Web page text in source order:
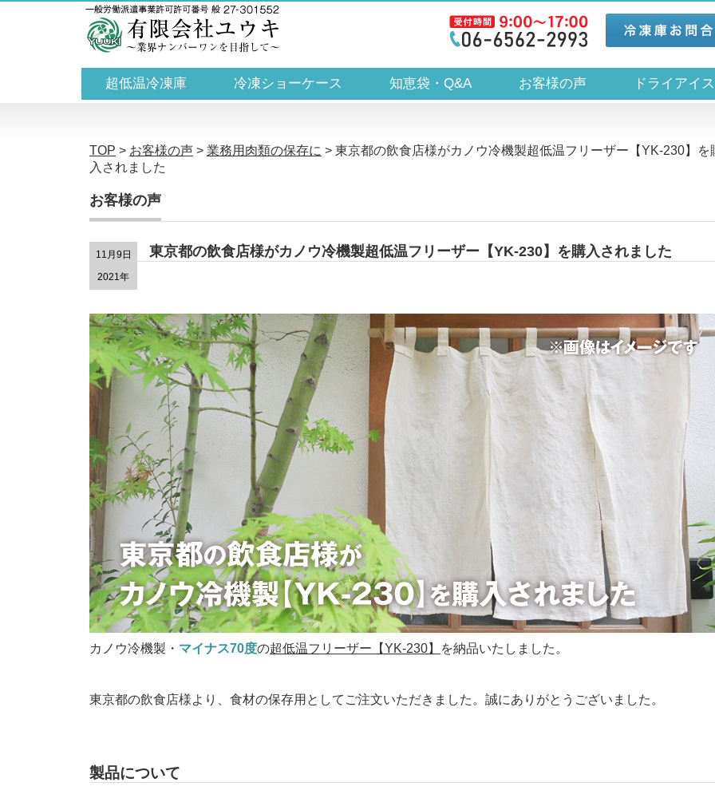
超低温冷凍庫 冷凍ショーケース 知恵袋・Q&A お客様の声 ドライア
TOP > お客様の声 > 業務用肉類の保存に > 東京都の飲食店様がカノウ冷機製超低温フリーザー【YK-230】を
入されました
お客様の声
11月9日
2021年
東京都の飲食店様がカノウ冷機製超低温フリーザー【YK-230】を購入されました
カノウ冷機製・ マイナス70度の超低温フリーザー【YK-230】 を納品いたしました。
東京都の飲食店様より、食材の保存用としてご注文いただきました。誠にありがとうございました。
製品について